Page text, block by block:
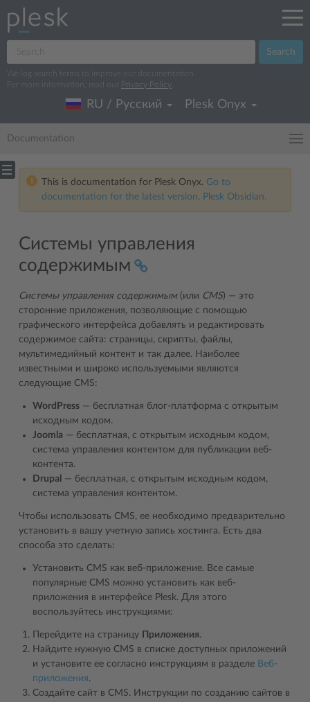
Search
We log search terms to improve our documentation.
For more information, read our
Privacy Policy
RU / Русский Plesk Onyx
Documentation
This is documentation for Plesk Onyx. Go to
documentation for the latest version, Plesk Obsidian.
Системы управления
содержимым
Системы управления содержимым(или CMS) ― это
сторонние приложения, позволяющие с помощью
графического интерфейса добавлять и редактировать
содержимое сайта: страницы, скрипты, файлы,
мультимедийный контент и так далее. Наиболее
известными и широко используемыми являются
следующие CMS:
WordPress ― бесплатная блог-платформа с открытым
исходным кодом.
Joomla ― бесплатная, с открытым исходным кодом,
система управления контентом для публикации веб-
контента.
Drupal
― бесплатная, с открытым исходным кодом,
система управления контентом.
Чтобы использовать CMS, ее необходимо предварительно
установить в вашу учетную запись хостинга. Есть два
способа это сделать:
Установить CMS как веб-приложение. Все самые
популярные CMS можно установить как веб-
приложения в интерфейсе Plesk. Для этого
воспользуйтесь инструкциями:
Перейдите на страницу Приложения.
Найдите нужную CMS в списке доступных приложений
и установите ее согласно инструкциям в разделе Веб-
приложения.
Создайте сайт в CMS. Инструкции по созданию сайтов в